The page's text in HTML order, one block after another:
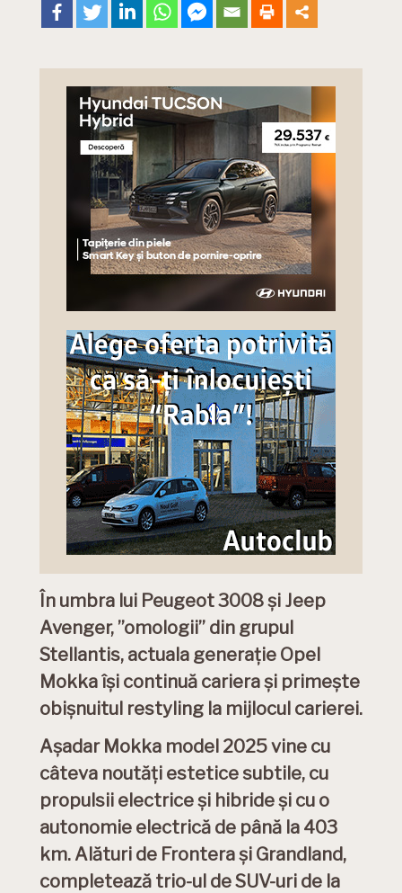
În umbra lui Peugeot 3008 și Jeep
Avenger, ”omologii” din grupul
Stellantis, actuala generație Opel
Mokka își continuă cariera și primește
obișnuitul restyling la mijlocul carierei.
Așadar Mokka model 2025 vine cu
câteva noutăți estetice subtile, cu
propulsii electrice și hibride și cu o
autonomie electrică de până la 403
km. Alături de Frontera și Grandland,
completează trio-ul de SUV-uri de la